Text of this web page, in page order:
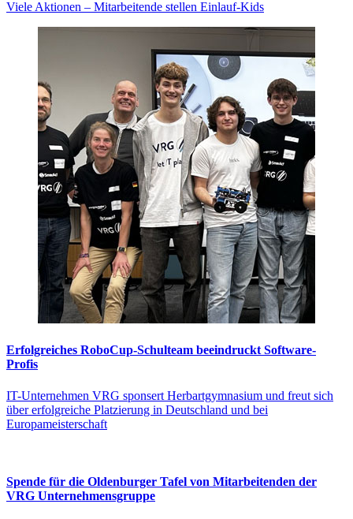
Viele Aktionen – Mitarbeitende stellen Einlauf-Kids
Erfolgreiches RoboCup-Schulteam beeindruckt Software-
Profis
IT-Unternehmen VRG sponsert Herbartgymnasium und freut sich
über erfolgreiche Platzierung in Deutschland und bei
Europameisterschaft
Spende für die Oldenburger Tafel von Mitarbeitenden der
VRG Unternehmensgruppe